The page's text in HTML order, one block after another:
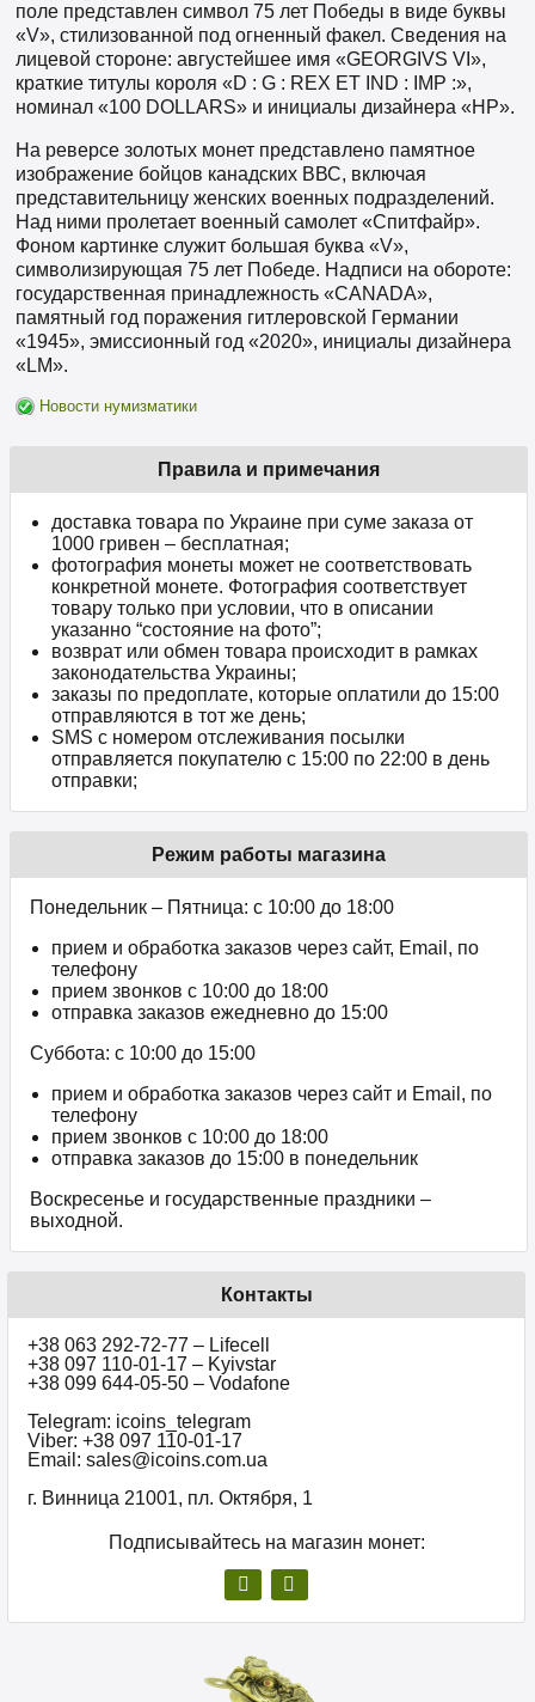
поле представлен символ 75 лет Победы в виде буквы
«V», стилизованной под огненный факел. Сведения на
лицевой стороне: августейшее имя «GEORGIVS VI»,
краткие титулы короля «D : G : REX ET IND : IMP :»,
номинал «100 DOLLARS» и инициалы дизайнера «HP».
На реверсе золотых монет представлено памятное
изображение бойцов канадских ВВС, включая
представительницу женских военных подразделений.
Над ними пролетает военный самолет «Спитфайр».
Фоном картинке служит большая буква «V»,
символизирующая 75 лет Победе. Надписи на обороте:
государственная принадлежность «CANADA»,
памятный год поражения гитлеровской Германии
«1945», эмиссионный год «2020», инициалы дизайнера
«LM».
Новости нумизматики
Правила и примечания
доставка товара по Украине при суме заказа от
1000 гривен – бесплатная;
фотография монеты может не соответствовать
конкретной монете. Фотография соответствует
товару только при условии, что в описании
указанно “состояние на фото”;
возврат или обмен товара происходит в рамках
законодательства Украины;
заказы по предоплате, которые оплатили до 15:00
отправляются в тот же день;
SMS с номером отслеживания посылки
отправляется покупателю с 15:00 по 22:00 в день
отправки;
Режим работы магазина
Понедельник – Пятница: с 10:00 до 18:00
прием и обработка заказов через сайт, Email, по
телефону
прием звонков c 10:00 до 18:00
отправка заказов ежедневно до 15:00
Суббота: с 10:00 до 15:00
прием и обработка заказов через сайт и Email, по
телефону
прием звонков c 10:00 до 18:00
отправка заказов до 15:00 в понедельник
Воскресенье и государственные праздники –
выходной.
Контакты
+38 063 292-72-77 – Lifecell
+38 097 110-01-17 – Kyivstar
+38 099 644-05-50 – Vodafone
Telegram: icoins_telegram
Viber: +38 097 110-01-17
Email: sales@icoins.com.ua
г. Винница 21001, пл. Октября, 1
Подписывайтесь на магазин монет: